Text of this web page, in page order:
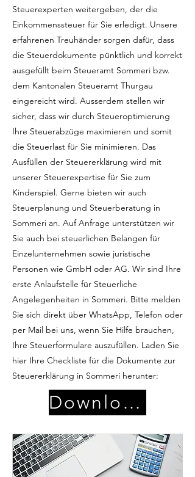
Steuerexperten weitergeben, der die
Einkommenssteuer für Sie erledigt. Unsere
erfahrenen Treuhänder sorgen dafür, dass
die Steuerdokumente pünktlich und korrekt
ausgefüllt beim Steueramt Sommeri bzw.
dem Kantonalen Steueramt Thurgau
eingereicht wird. Ausserdem stellen wir
sicher, dass wir durch Steueroptimierung
Ihre Steuerabzüge maximieren und somit
die Steuerlast für Sie minimieren. Das
Ausfüllen der Steuererklärung wird mit
unserer Steuerexpertise für Sie zum
Kinderspiel. Gerne bieten wir auch
Steuerplanung und Steuerberatung in
Sommeri an. Auf Anfrage unterstützen wir
Sie auch bei steuerlichen Belangen für
Einzelunternehmen sowie juristische
Personen wie GmbH oder AG. Wir sind Ihre
erste Anlaufstelle für Steuerliche
Angelegenheiten in Sommeri. Bitte melden
Sie sich direkt über WhatsApp, Telefon oder
per Mail bei uns, wenn Sie Hilfe brauchen,
Ihre Steuerformulare auszufüllen. Laden Sie
hier Ihre Checkliste für die Dokumente zur
Steuererklärung in Sommeri herunter:
Download